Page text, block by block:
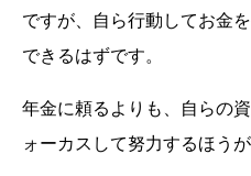
ですが、自ら行動してお金
できるはずです。
年金に頼るよりも、自らの
ォーカスして努力するほうが